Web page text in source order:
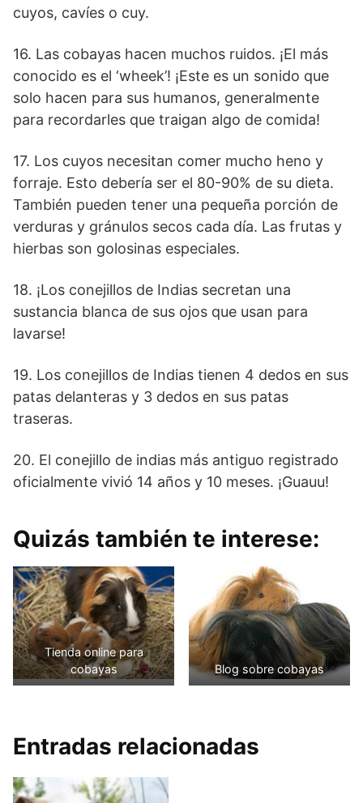
cuyos, cavíes o cuy.
16. Las cobayas hacen muchos ruidos. ¡El más
conocido es el ‘wheek’! ¡Este es un sonido que
solo hacen para sus humanos, generalmente
para recordarles que traigan algo de comida!
17. Los cuyos necesitan comer mucho heno y
forraje. Esto debería ser el 80-90% de su dieta.
También pueden tener una pequeña porción de
verduras y gránulos secos cada día. Las frutas y
hierbas son golosinas especiales.
18. ¡Los conejillos de Indias secretan una
sustancia blanca de sus ojos que usan para
lavarse!
19. Los conejillos de Indias tienen 4 dedos en sus
patas delanteras y 3 dedos en sus patas
traseras.
20. El conejillo de indias más antiguo registrado
oficialmente vivió 14 años y 10 meses. ¡Guauu!
Quizás también te interese:
Tienda online para
cobayas
Blog sobre cobayas
Entradas relacionadas